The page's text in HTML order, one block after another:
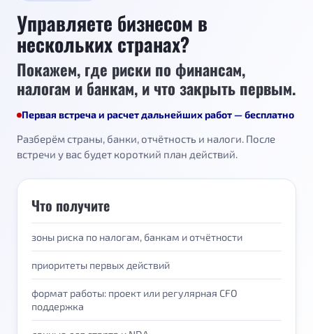
Управляете бизнесом в
нескольких странах?
Покажем, где риски по финансам,
налогам и банкам, и что закрыть первым.
Первая встреча и расчет дальнейших работ — бесплатно
Разберём страны, банки, отчётность и налоги. После
встречи у вас будет короткий план действий.
Что получите
зоны риска по налогам, банкам и отчётности
приоритеты первых действий
формат работы: проект или регулярная CFO
поддержка